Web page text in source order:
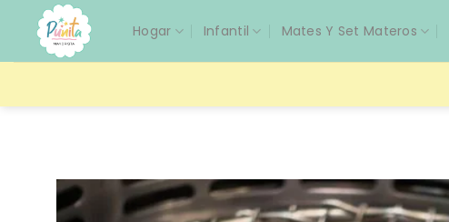
contenido
Hogar Infantil Mates Y Set Materos